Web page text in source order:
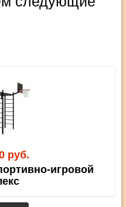
руб.
игровой